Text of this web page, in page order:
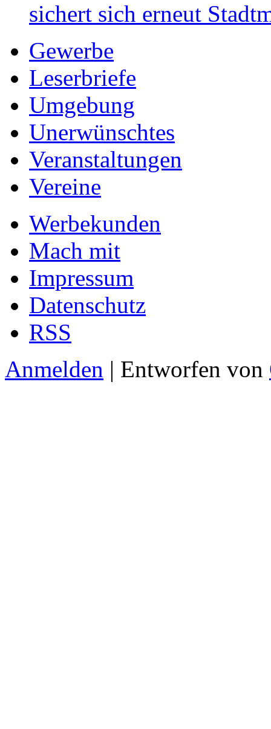
sichert sich erneut
Gewerbe
Leserbriefe
Umgebung
Unerwünschtes
Veranstaltungen
Vereine
Werbekunden
Mach mit
Impressum
Datenschutz
RSS
Anmelden | Entworfen von